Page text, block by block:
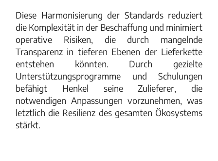
Diese Harmonisierung der Standards reduziert
die Komplexität in der Beschaffung und minimiert
operative Risiken, die durch mangelnde
Transparenz in tieferen Ebenen der Lieferkette
entstehen könnten. Durch gezielte
Unterstützungsprogramme und Schulungen
befähigt Henkel seine Zulieferer, die
notwendigen Anpassungen vorzunehmen, was
letztlich die Resilienz des gesamten Ökosystems
stärkt.